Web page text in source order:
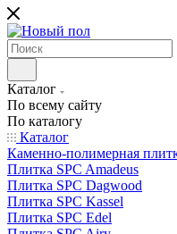
Каталог
По всему сайту
По каталогу
Каталог
Каменно-полимерная
Плитка SPC Amadeus
Плитка SPC Dagwood
Плитка SPC Kassel
Плитка SPC Edel